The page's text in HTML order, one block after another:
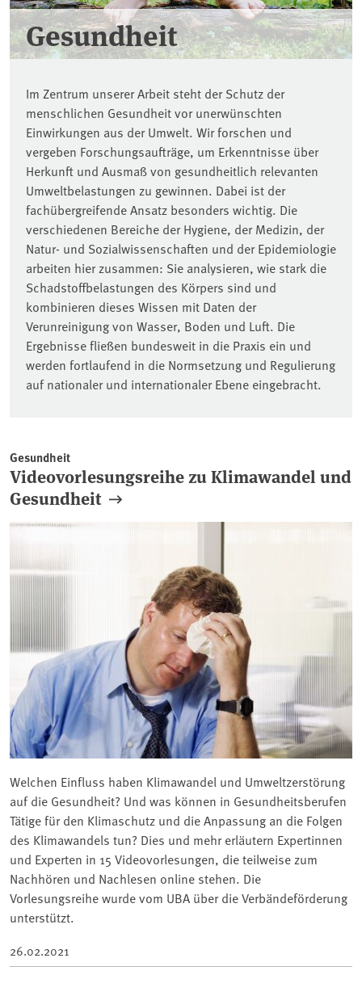
Gesundheit
Im Zentrum unserer Arbeit steht der Schutz der
menschlichen Gesundheit vor unerwünschten
Einwirkungen aus der Umwelt. Wir forschen und
vergeben Forschungsaufträge, um Erkenntnisse über
Herkunft und Ausmaß von gesundheitlich relevanten
Umweltbelastungen zu gewinnen. Dabei ist der
fachübergreifende Ansatz besonders wichtig. Die
verschiedenen Bereiche der Hygiene, der Medizin, der
Natur- und Sozialwissenschaften und der Epidemiologie
arbeiten hier zusammen: Sie analysieren, wie stark die
Schadstoffbelastungen des Körpers sind und
kombinieren dieses Wissen mit Daten der
Verunreinigung von Wasser, Boden und Luft. Die
Ergebnisse fließen bundesweit in die Praxis ein und
werden fortlaufend in die Normsetzung und Regulierung
auf nationaler und internationaler Ebene eingebracht.
Gesundheit
Videovorlesungsreihe zu Klimawandel und
Gesundheit
Welchen Einfluss haben Klimawandel und Umweltzerstörung
auf die Gesundheit? Und was können in Gesundheitsberufen
Tätige für den Klimaschutz und die Anpassung an die Folgen
des Klimawandels tun? Dies und mehr erläutern Expertinnen
und Experten in 15 Videovorlesungen, die teilweise zum
Nachhören und Nachlesen online stehen. Die
Vorlesungsreihe wurde vom UBA über die Verbändeförderung
unterstützt.
26.02.2021